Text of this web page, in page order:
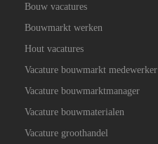
Bouw vacatures
Bouwmarkt werken
Hout vacatures
Vacature bouwmarkt medewerker
Vacature bouwmarktmanager
Vacature bouwmaterialen
Vacature groothandel